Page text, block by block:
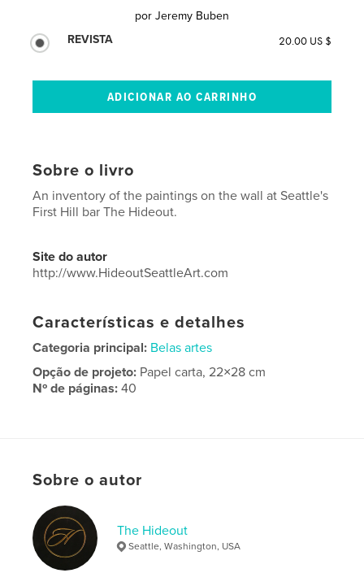
por Jeremy Buben
REVISTA
20.00 US $
Sobre o livro
An inventory of the paintings on the wall at Seattle's
First Hill bar The Hideout.
Site do autor
http://www.HideoutSeattleArt.com
Características e detalhes
Categoria principal: Belas artes
Opção de projeto: Papel carta, 22×28 cm
Nº de páginas:40
Sobre o autor
The Hideout
Seattle, Washington, USA